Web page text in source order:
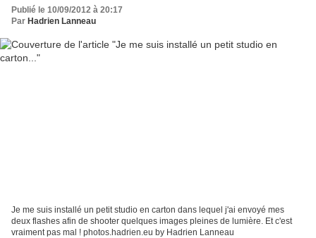
Publié le 10/09/2012 à 20:17
Par Hadrien Lanneau
Je me suis installé un petit studio en carton dans lequel j'ai envoyé mes
deux flashes afin de shooter quelques images pleines de lumière. Et c'est
vraiment pas mal ! photos.hadrien.eu by Hadrien Lanneau